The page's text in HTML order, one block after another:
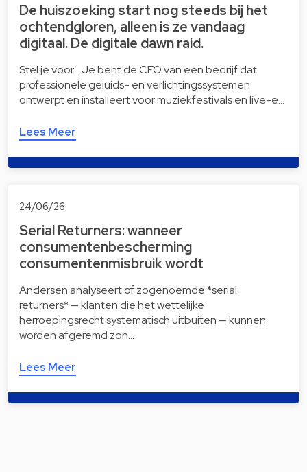
De huiszoeking start nog steeds bij het
ochtendgloren, alleen is ze vandaag
digitaal. De digitale dawn raid.
Stel je voor… Je bent de CEO van een bedrijf dat
professionele geluids- en verlichtingssystemen
ontwerpt en installeert voor muziekfestivals en live-e…
Lees Meer
24/06/26
Serial Returners: wanneer
consumentenbescherming
consumentenmisbruik wordt
Andersen analyseert of zogenoemde *serial
returners* — klanten die het wettelijke
herroepingsrecht systematisch uitbuiten — kunnen
worden afgeremd zon…
Lees Meer